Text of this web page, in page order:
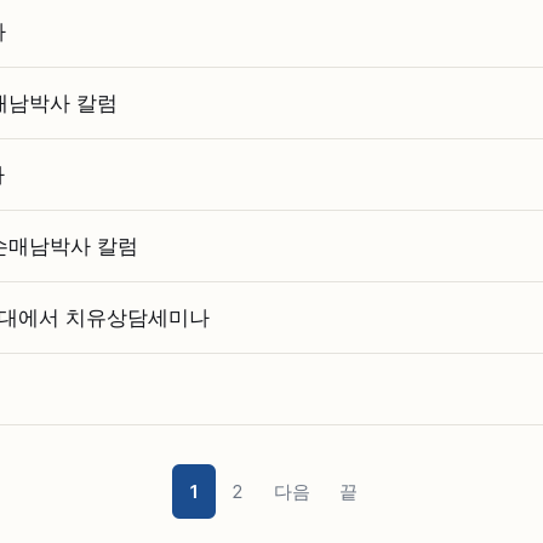
박사 칼럼
남박사 칼럼
에서 치유상담세미나
1 2 다음 끝